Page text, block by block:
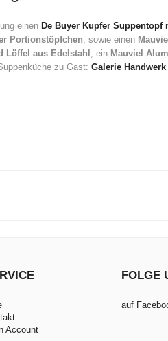
einen De Buyer Kupfer Suppentopf
Portionstöpfchen , sowie einen
Löffel aus Edelstahl , ein Mauviel
zu Gast: Galerie
Account
FOLGE
auf